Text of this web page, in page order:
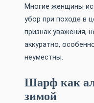
Многие женщины
убор при походе в
признак уважения,
аккуратно,
неуместны.
Шарф как
зимой